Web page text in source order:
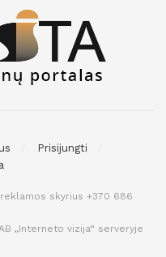
Prisijungti
skyrius +370 686
„Interneto vizija“ serveryje